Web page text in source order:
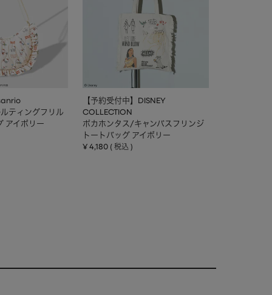
ティングフリル
アイボリー
【予約受付中】DISNEY
COLLECTION
ポカホンタス/キャンバスフリンジ
トートバッグ アイボリー
¥ 4,180 税込